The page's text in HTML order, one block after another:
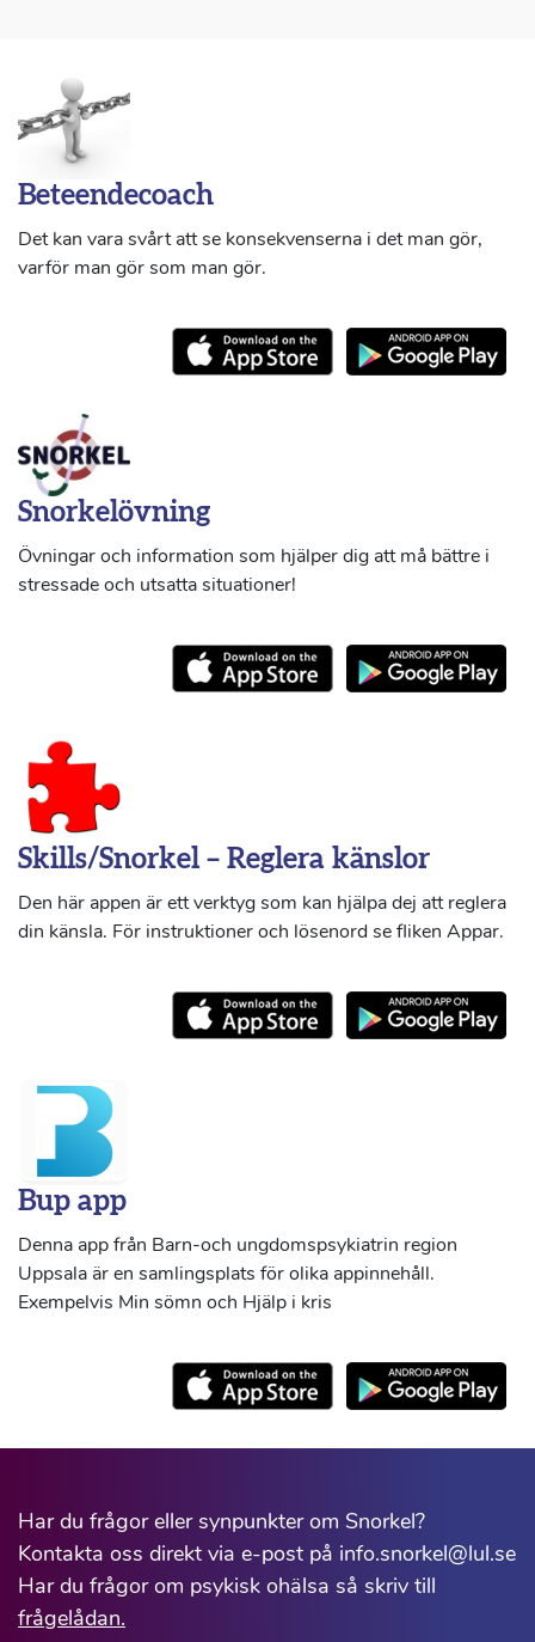
Beteendecoach
Det kan vara svårt att se konsekvenserna i det man gör,
varför man gör som man gör.
Snorkelövning
Övningar och information som hjälper dig att må bättre i
stressade och utsatta situationer!
Skills/Snorkel – Reglera känslor
Den här appen är ett verktyg som kan hjälpa dej att reglera
din känsla. För instruktioner och lösenord se fliken Appar.
Bup app
Denna app från Barn-och ungdomspsykiatrin region
Uppsala är en samlingsplats för olika appinnehåll.
Exempelvis Min sömn och Hjälp i kris
Har du frågor eller synpunkter om Snorkel?
Kontakta oss direkt via e-post på info.snorkel@lul.se
Har du frågor om psykisk ohälsa så skriv till
frågelådan.